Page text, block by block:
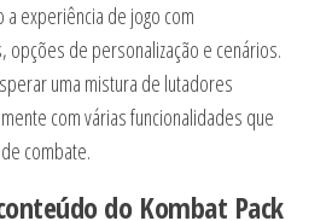
experiência de jogo com
opções de personalização e cenários.
uma mistura de lutadores
com várias funcionalidades que
combate.
do Kombat Pack